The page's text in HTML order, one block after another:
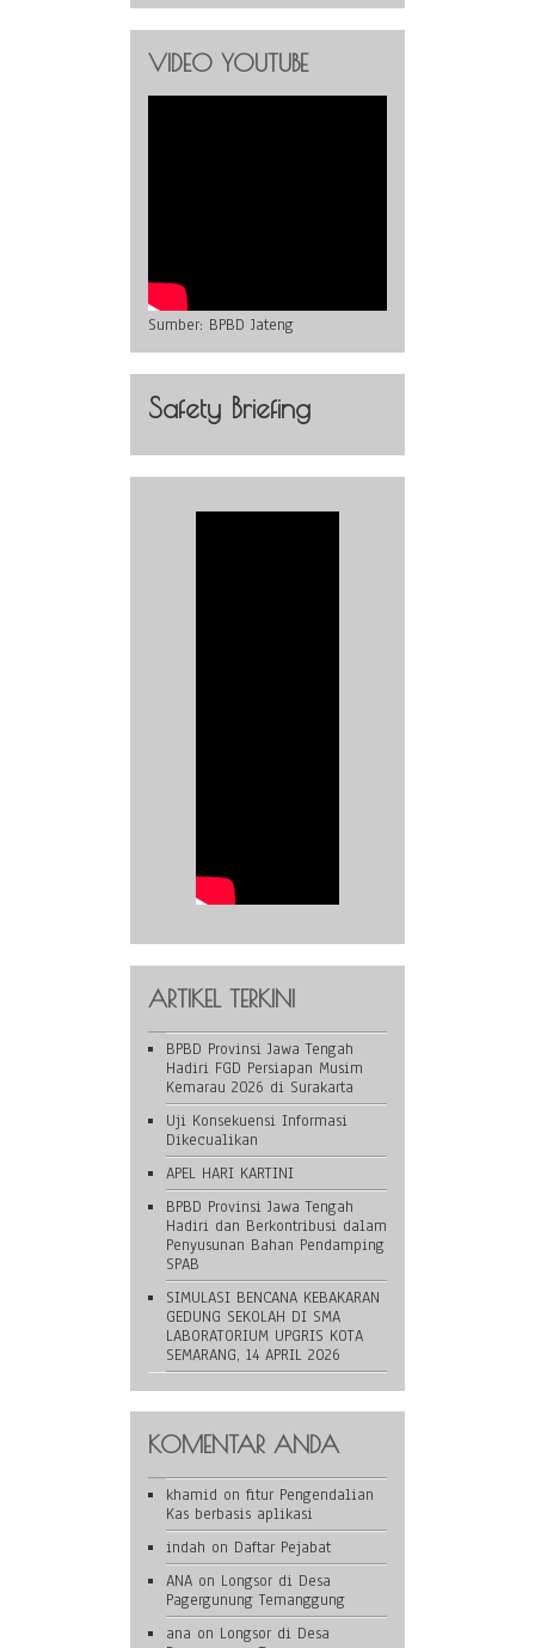
VIDEO YOUTUBE
Sumber: BPBD Jateng
Safety Briefing
ARTIKEL TERKINI
BPBD Provinsi Jawa Tengah
Hadiri FGD Persiapan Musim
Kemarau 2026 di Surakarta
Uji Konsekuensi Informasi
Dikecualikan
APEL HARI KARTINI
BPBD Provinsi Jawa Tengah
Hadiri dan Berkontribusi dalam
Penyusunan Bahan Pendamping
SPAB
SIMULASI BENCANA KEBAKARAN
GEDUNG SEKOLAH DI SMA
LABORATORIUM UPGRIS KOTA
SEMARANG, 14 APRIL 2026
KOMENTAR ANDA
khamid on fitur Pengendalian
Kas berbasis aplikasi
indah on Daftar Pejabat
ANA on Longsor di Desa
Pagergunung Temanggung
ana on Longsor di Desa